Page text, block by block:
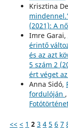
Krisztina
(2021): A
Imre Garai,
érintő
és az azt
5 szám 2
ért véget
Anna Sidó,
fordulóján ,
<< < 1 2 3 4 5 6 7